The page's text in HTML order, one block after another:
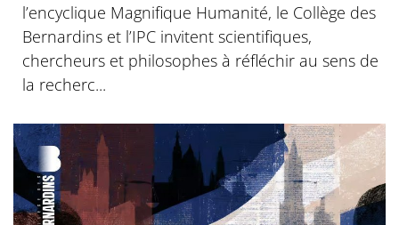
l’encyclique Magnifique Humanité, le Collège des
Bernardins et l’IPC invitent scientifiques,
chercheurs et philosophes à réfléchir au sens de
la recherc...